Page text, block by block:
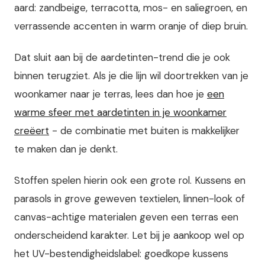
aard: zandbeige, terracotta, mos- en saliegroen, en
verrassende accenten in warm oranje of diep bruin.
Dat sluit aan bij de aardetinten-trend die je ook
binnen terugziet. Als je die lijn wil doortrekken van je
woonkamer naar je terras, lees dan hoe je een
warme sfeer met aardetinten in je woonkamer
creëert - de combinatie met buiten is makkelijker
te maken dan je denkt.
Stoffen spelen hierin ook een grote rol. Kussens en
parasols in grove geweven textielen, linnen-look of
canvas-achtige materialen geven een terras een
onderscheidend karakter. Let bij je aankoop wel op
het UV-bestendigheidslabel: goedkope kussens